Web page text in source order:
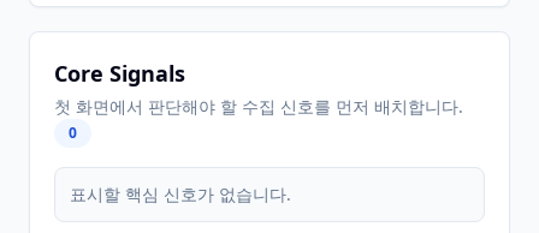
Core Signals
첫 화면에서 판단해야 할 수집 신호를 먼저 배치합니다.
0
표시할 핵심 신호가 없습니다.